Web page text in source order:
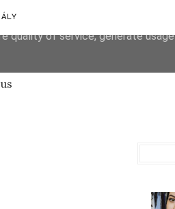
Your IP address and user-agent
quality of service, generate usage